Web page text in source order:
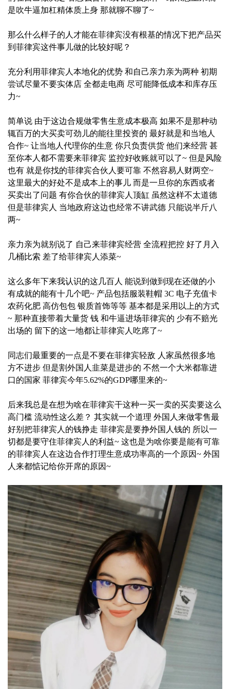
是吹牛逼加杠精体质上身 那就聊不聊了~
那么什么样子的人才能在菲律宾没有根基的情况下把产品买
到菲律宾这件事儿做的比较好呢？
充分利用菲律宾人本地化的优势 和自己亲力亲为两种 初期
尝试尽量不要实体店 全都走电商 尽可能降低成本和库存压
力~
简单说 由于这边合规做零售生意成本极高 如果不是那种动
辄百万的大买卖可劲儿的能往里投资的 最好就是和当地人
合作~ 让当地人代理你的生意 你只负责供货 他们来经营 甚
至你本人都不需要来菲律宾 监控好收账就可以了~ 但是风险
也有 就是你找的菲律宾合伙人要可靠 不然容易人财两空~
这里最大的好处不是成本上的事儿 而是一旦你的东西或者
买卖出了问题 有你合伙的菲律宾人顶缸 虽然这样不太道德
但是菲律宾人 当地政府这边也经常不讲武德 只能说半斤八
两~
亲力亲为就别说了 自己来菲律宾经营 全流程把控 好了月入
几桶比索 差了给菲律宾人添菜~
这么多年下来我认识的这几百人 能说到做到现在还做的小
有成就的能有十几个吧~ 产品包括服装鞋帽 3C 电子充值卡
农药化肥 高仿包包 银质首饰等等 基本都是采用以上的方式
~ 那种直接带着大量货 钱 和牛逼进场菲律宾的 少有不赔光
出场的 留下的这一地都让菲律宾人吃席了~
同志们最重要的一点是不要在菲律宾轻敌 人家虽然很多地
方不进步 但是割外国人韭菜是进步的 不然一个大米都靠进
口的国家 菲律宾今年5.62%的GDP哪里来的~
后来我总是在想为啥在菲律宾干这种一买一卖的买卖要这么
高门槛 流动性这么差？ 其实就一个道理 外国人来做零售最
好别把菲律宾人的钱挣走 菲律宾是要挣外国人钱的 所以一
切都是要守住菲律宾人的利益~ 这也是为啥你要是能有可靠
的菲律宾人在这边合作打理生意成功率高的一个原因~ 外国
人来都惦记给你开席的原因~